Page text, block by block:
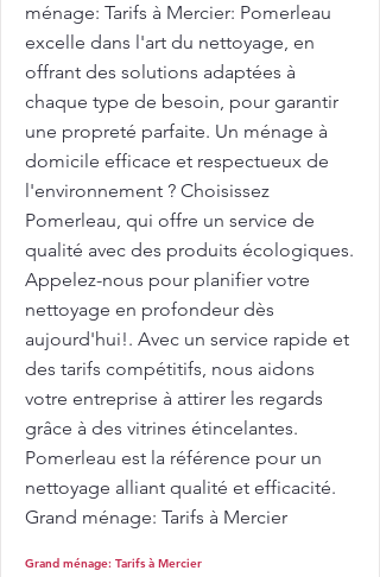
ménage: Tarifs à Mercier: Pomerleau
excelle dans l'art du nettoyage, en
offrant des solutions adaptées à
chaque type de besoin, pour garantir
une propreté parfaite. Un ménage à
domicile efficace et respectueux de
l'environnement ? Choisissez
Pomerleau, qui offre un service de
qualité avec des produits écologiques.
Appelez-nous pour planifier votre
nettoyage en profondeur dès
aujourd'hui!. Avec un service rapide et
des tarifs compétitifs, nous aidons
votre entreprise à attirer les regards
grâce à des vitrines étincelantes.
Pomerleau est la référence pour un
nettoyage alliant qualité et efficacité.
Grand ménage: Tarifs à Mercier
Grand ménage: Tarifs à Mercier